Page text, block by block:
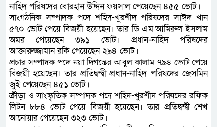
নাহিদ পরিষদের বোরহান উদ্দিন ফয়সাল পেয়েছেন ৪৫৫ ভোট।
সাংগঠনিক সম্পাদক পদে শহিদ-খুরশীদ পরিষদের সাঈদ খান
৫৭০ ভোট পেয়ে বিজয়ী হয়েছেন। তার ডি এম আমিরুল ইসলাম
অমর পেয়েছেন ৩৯১ ভোট। প্রধান-নাহিদ পরিষদের
আক্তারুজ্জামান রকি পেয়েছেন ২৯৪ ভোট।
প্রচার সম্পাদক পদে নয়া দিগন্তের আবুল কালাম ৭৯৪ ভোট পেয়ে
বিজয়ী হয়েছেন। তার প্রতিদ্বন্দ্বী প্রধান-নাহিদ পরিষদের জেসমিন
জুই পেয়েছেন ৪৫১ ভোট।
ক্রীড়া ও সাংস্কৃতিক সম্পাদক পদে শহিদ-খুরশীদ পরিষদের রফিক
লিটন ৮৮৪ ভোট পেয়ে বিজয়ী হয়েছেন। তার প্রতিদ্বন্দ্বী শেখ
আনোয়ার পেয়েছেন ৩২৩ ভোট।